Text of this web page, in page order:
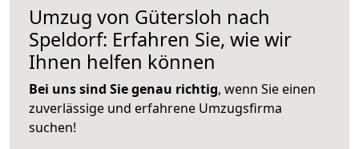
Umzug von Gütersloh nach
Speldorf: Erfahren Sie, wie wir
Ihnen helfen können
Bei uns sind Sie genau richtig, wenn Sie einen
zuverlässige und erfahrene Umzugsfirma
suchen!